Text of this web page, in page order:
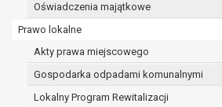
Oświadczenia majątkowe
Prawo lokalne
Akty prawa miejscowego
Gospodarka odpadami komunalnymi
Lokalny Program Rewitalizacji
osobowych. Odbiorcami
Pani/Pana dane osobowe
przepisy prawa
W przypadku, gdy dane